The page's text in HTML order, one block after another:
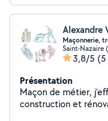
Alexandre
Maçonnerie,
Saint-Nazaire
3,8/5 (5
Présentation
Maçon de métier,
construction et